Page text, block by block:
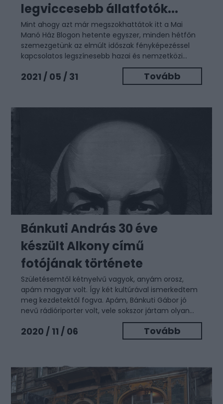
legviccesebb állatfotók...
Mint ahogy azt már megszokhattátok itt a Mai
Manó Ház Blogon hetente egyszer, minden hétfőn
szemezgetünk az elmúlt időszak fényképezéssel
kapcsolatos legszínesebb hazai és nemzetközi...
2021 / 05 / 31 Tovább
Bánkuti András 30 éve
készült Alkony című
fotójának története
Születésemtől kétnyelvű vagyok, anyám orosz,
apám magyar volt. Így két kultúrával ismerkedtem
meg kezdetektől fogva. Apám, Bánkuti Gábor jó
nevű rádióriporter volt, vele sokszor jártam olyan...
2020 / 11 / 06 Tovább